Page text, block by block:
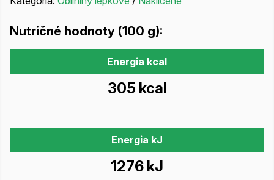
Nutričné hodnoty (100 g):
Energia kcal
305 kcal
Energia kJ
1276 kJ